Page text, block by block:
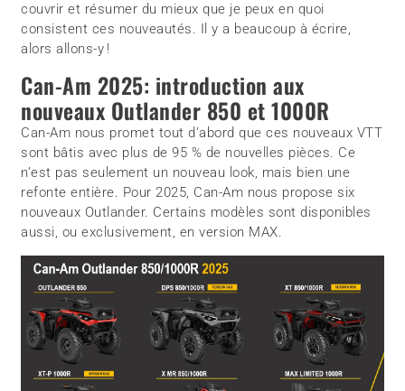
couvrir et résumer du mieux que je peux en quoi
consistent ces nouveautés. Il y a beaucoup à écrire,
alors allons-y !
Can-Am 2025: introduction aux
nouveaux Outlander 850 et 1000R
Can-Am nous promet tout d’abord que ces nouveaux VTT
sont bâtis avec plus de 95 % de nouvelles pièces. Ce
n’est pas seulement un nouveau look, mais bien une
refonte entière. Pour 2025, Can-Am nous propose six
nouveaux Outlander. Certains modèles sont disponibles
aussi, ou exclusivement, en version MAX.